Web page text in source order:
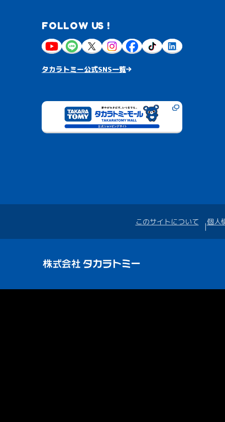
FOLLOW US !
タカラトミー公式SNS一覧
このサイトについて 個人